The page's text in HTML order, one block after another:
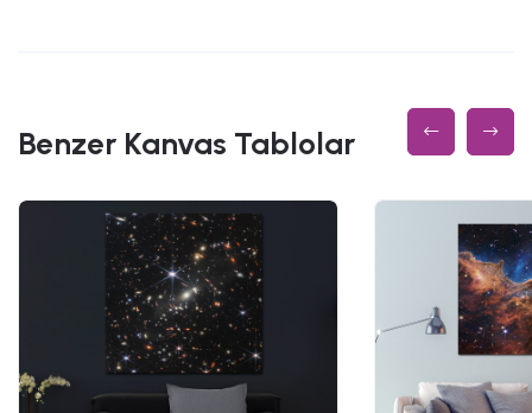
Benzer Kanvas Tablolar